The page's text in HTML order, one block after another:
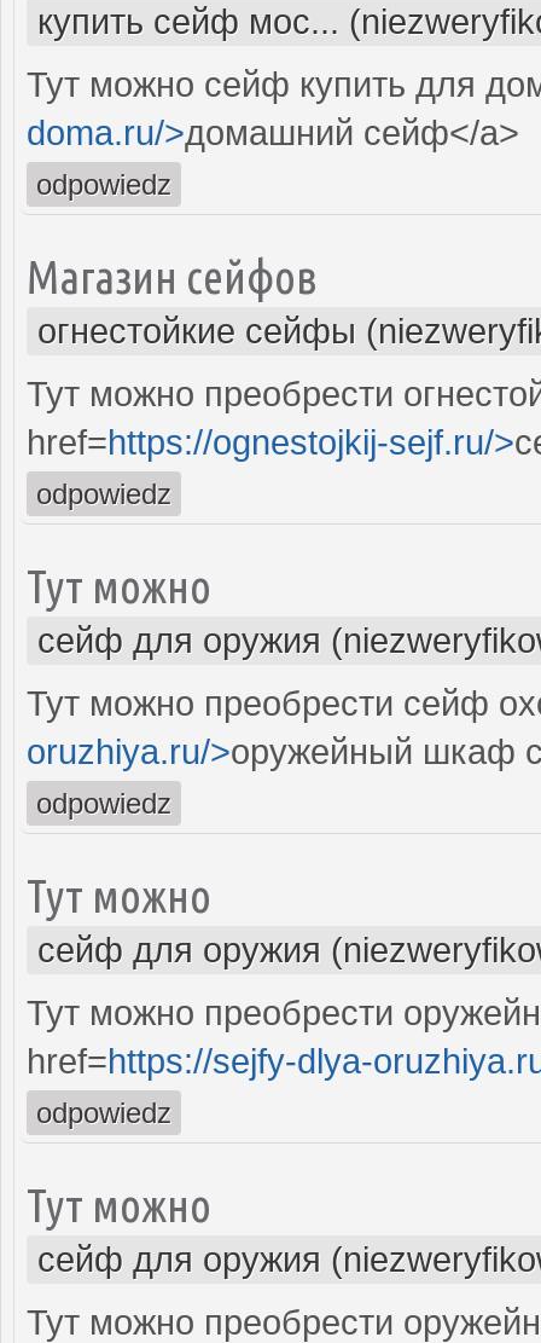
купить сейф мос...
Тут можно сейф купить для
doma.ru/>домашний сейф</a>
odpowiedz
Магазин сейфов
огнестойкие сейфы
Тут можно преобрести
href=https://ognestojkij-sejf.ru/>
odpowiedz
Тут можно
сейф для оружия
Тут можно преобрести сейф
oruzhiya.ru/>оружейный шкаф
odpowiedz
Тут можно
сейф для оружия
Тут можно преобрести
href=https://sejfy-dlya-
odpowiedz
Тут можно
сейф для оружия
Тут можно преобрести